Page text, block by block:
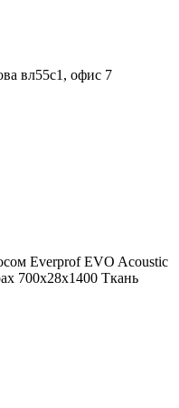
вл55с1, офис 7
Everprof EVO Acoustic
700х28х1400 Ткань